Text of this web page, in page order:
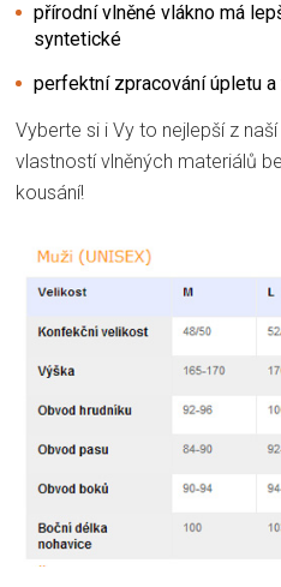
přírodní vlněné vlákno má
syntetické
perfektní zpracování úpletu
Vyberte si i Vy to nejlepší z
vlastností vlněných materiálů
kousání!